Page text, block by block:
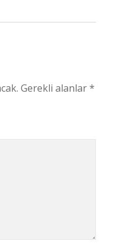
Gerekli alanlar*